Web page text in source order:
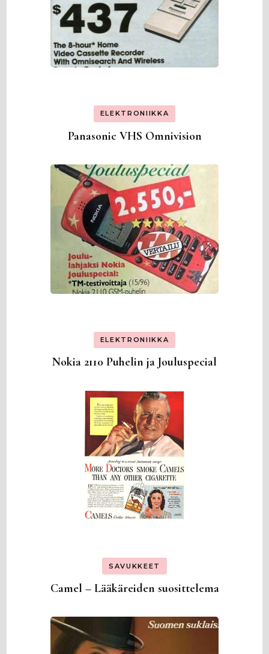
ELEKTRONIIKKA
Panasonic VHS Omnivision
ELEKTRONIIKKA
Nokia 2110 Puhelin ja Jouluspecial
SAVUKKEET
Camel – Lääkäreiden suosittelema